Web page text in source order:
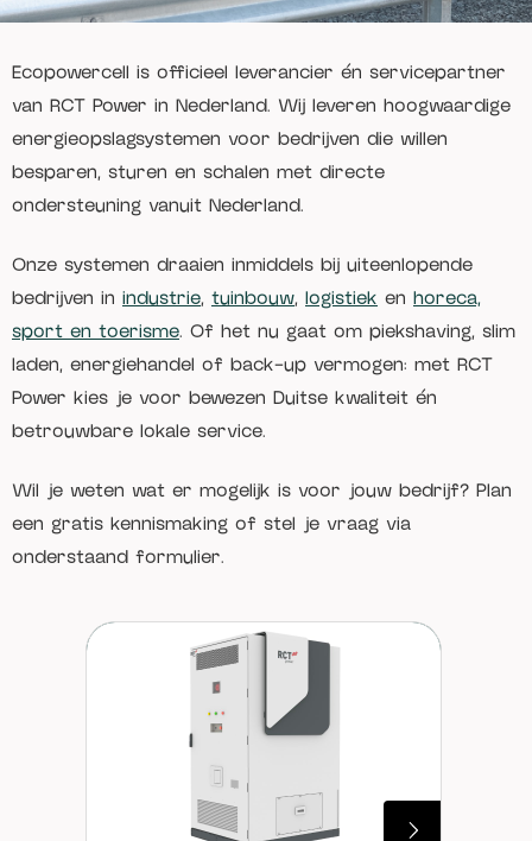
Ecopowercell is officieel leverancier én servicepartner
van RCT Power in Nederland. Wij leveren hoogwaardige
energieopslagsystemen voor bedrijven die willen
besparen, sturen en schalen met directe
ondersteuning vanuit Nederland.
Onze systemen draaien inmiddels bij uiteenlopende
bedrijven in industrie, tuinbouw, logistiek en horeca,
sport en toerisme. Of het nu gaat om piekshaving, slim
laden, energiehandel of back-up vermogen: met RCT
Power kies je voor bewezen Duitse kwaliteit én
betrouwbare lokale service.
Wil je weten wat er mogelijk is voor jouw bedrijf? Plan
een gratis kennismaking of stel je vraag via
onderstaand formulier.